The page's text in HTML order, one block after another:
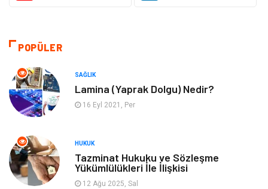
Seo Teknikleri
Güzellik & Bakım
Emlak
Mobilya
Finans & Ekonomi
POPÜLER
SAĞLIK
Lamina (Yaprak Dolgu) Nedir?
16 Eyl 2021, Per
HUKUK
Tazminat Hukuku ve Sözleşme
Yükümlülükleri İle İlişkisi
12 Ağu 2025, Sal